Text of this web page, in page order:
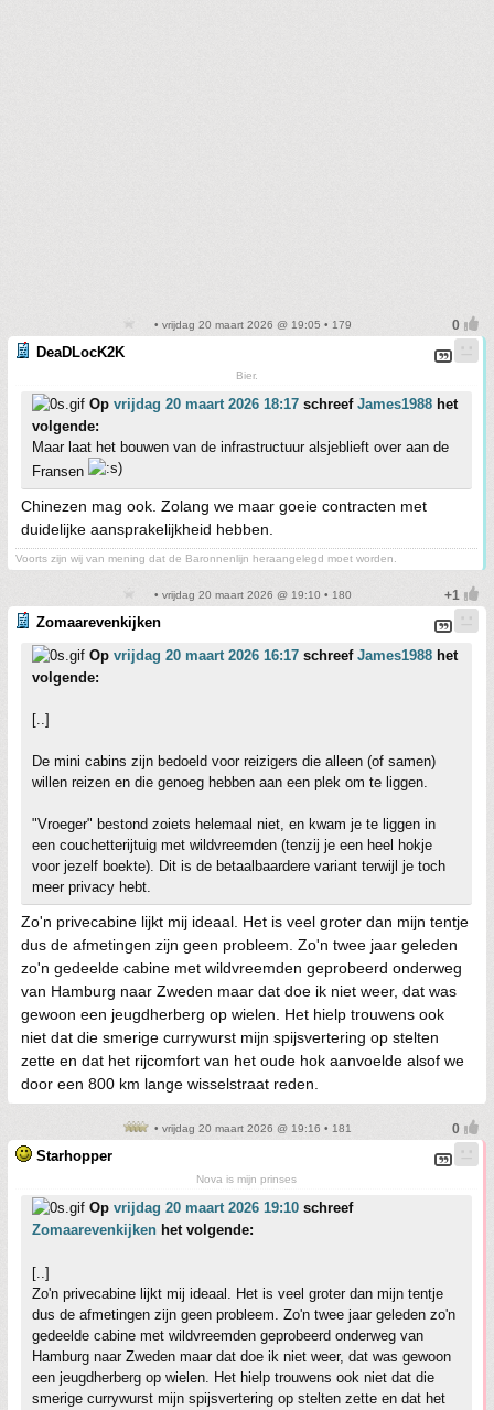
• vrijdag 20 maart 2026 @ 19:05 • 179
DeaDLocK2K
Bier.
Op vrijdag 20 maart 2026 18:17 schreef James1988 het
volgende:
Maar laat het bouwen van de infrastructuur alsjeblieft over aan de
Fransen
Chinezen mag ook. Zolang we maar goeie contracten met
duidelijke aansprakelijkheid hebben.
Voorts zijn wij van mening dat de Baronnenlijn heraangelegd moet worden.
• vrijdag 20 maart 2026 @ 19:10 • 180
Zomaarevenkijken
Op vrijdag 20 maart 2026 16:17 schreef James1988 het
volgende:
[..]
De mini cabins zijn bedoeld voor reizigers die alleen (of samen)
willen reizen en die genoeg hebben aan een plek om te liggen.
"Vroeger" bestond zoiets helemaal niet, en kwam je te liggen in
een couchetterijtuig met wildvreemden (tenzij je een heel hokje
voor jezelf boekte). Dit is de betaalbaardere variant terwijl je toch
meer privacy hebt.
Zo'n privecabine lijkt mij ideaal. Het is veel groter dan mijn tentje
dus de afmetingen zijn geen probleem. Zo'n twee jaar geleden
zo'n gedeelde cabine met wildvreemden geprobeerd onderweg
van Hamburg naar Zweden maar dat doe ik niet weer, dat was
gewoon een jeugdherberg op wielen. Het hielp trouwens ook
niet dat die smerige currywurst mijn spijsvertering op stelten
zette en dat het rijcomfort van het oude hok aanvoelde alsof we
door een 800 km lange wisselstraat reden.
• vrijdag 20 maart 2026 @ 19:16 • 181
Starhopper
Nova is mijn prinses
Op vrijdag 20 maart 2026 19:10 schreef
Zomaarevenkijken het volgende:
[..]
Zo'n privecabine lijkt mij ideaal. Het is veel groter dan mijn tentje
dus de afmetingen zijn geen probleem. Zo'n twee jaar geleden zo'n
gedeelde cabine met wildvreemden geprobeerd onderweg van
Hamburg naar Zweden maar dat doe ik niet weer, dat was gewoon
een jeugdherberg op wielen. Het hielp trouwens ook niet dat die
smerige currywurst mijn spijsvertering op stelten zette en dat het